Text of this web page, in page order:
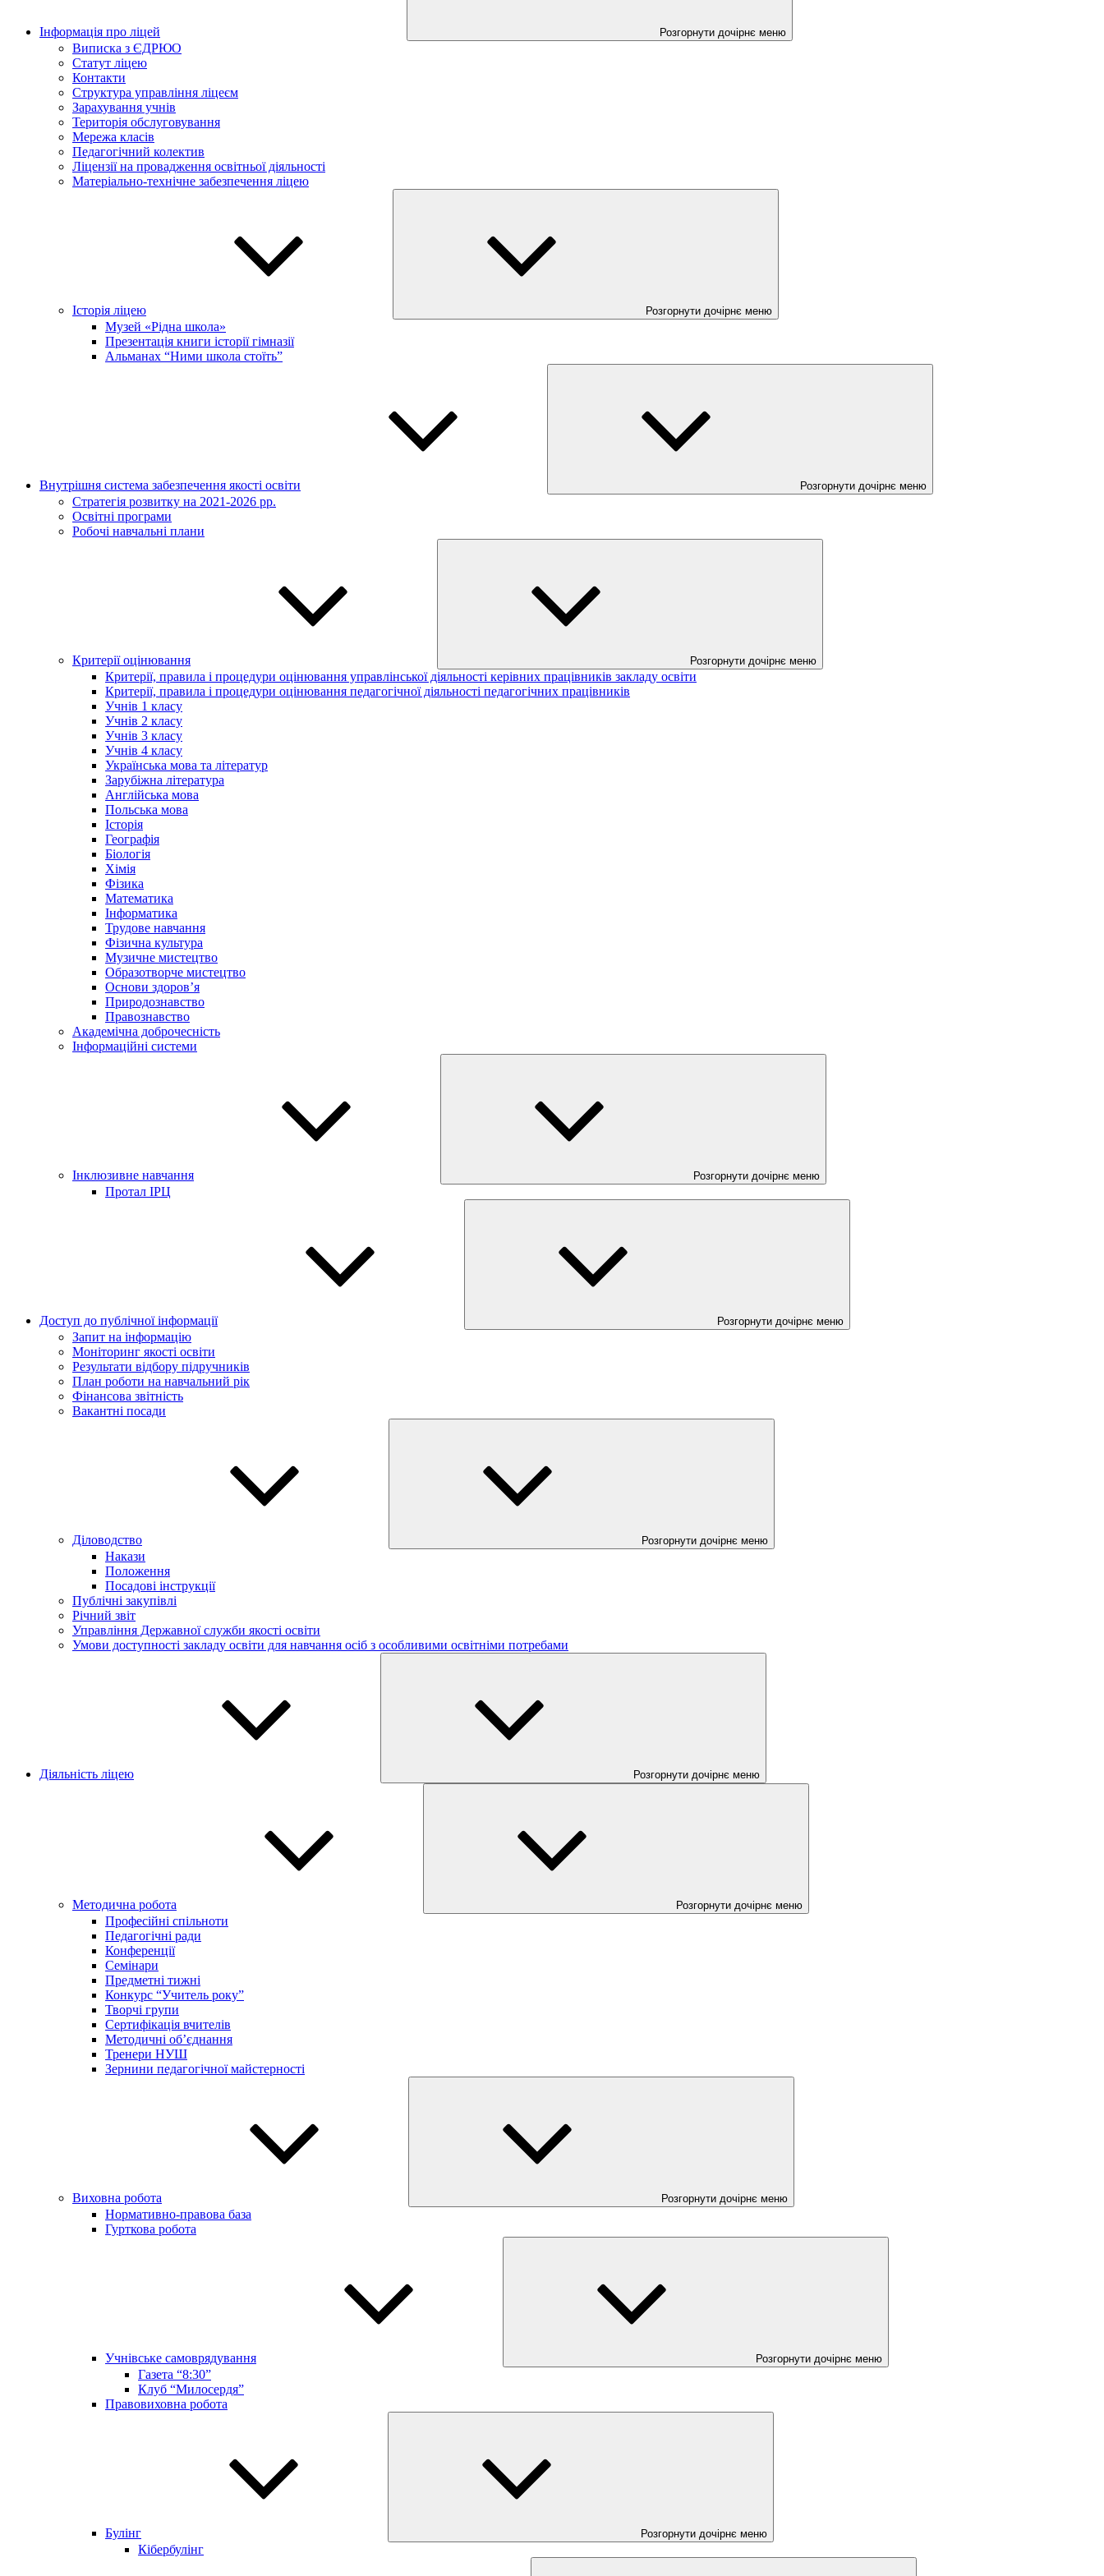
Інформація про ліцей Розгорнути дочірнє меню
Виписка з ЄДРЮО
Статут ліцею
Контакти
Структура управління ліцеєм
Зарахування учнів
Територія обслуговування
Мережа класів
Педагогічний колектив
Ліцензії на провадження освітньої діяльності
Матеріально-технічне забезпечення ліцею
Історія ліцею Розгорнути дочірнє меню
Музей «Рідна школа»
Презентація книги історії гімназії
Альманах “Ними школа стоїть”
Внутрішня система забезпечення якості освіти Розгорнути дочірнє меню
Стратегія розвитку на 2021-2026 рр.
Освітні програми
Робочі навчальні плани
Критерії оцінювання Розгорнути дочірнє меню
Критерії, правила і процедури оцінювання управлінської діяльності керівних працівників закладу освіти
Критерії, правила і процедури оцінювання педагогічної діяльності педагогічних працівників
Учнів 1 класу
Учнів 2 класу
Учнів 3 класу
Учнів 4 класу
Українська мова та літератур
Зарубіжна література
Англійська мова
Польська мова
Історія
Географія
Біологія
Хімія
Фізика
Математика
Інформатика
Трудове навчання
Фізична культура
Музичне мистецтво
Образотворче мистецтво
Основи здоров’я
Природознавство
Правознавство
Академічна доброчесність
Інформаційні системи
Інклюзивне навчання Розгорнути дочірнє меню
Протал ІРЦ
Доступ до публічної інформації Розгорнути дочірнє меню
Запит на інформацію
Моніторинг якості освіти
Результати відбору підручників
План роботи на навчальний рік
Фінансова звітність
Вакантні посади
Діловодство Розгорнути дочірнє меню
Накази
Положення
Посадові інструкції
Публічні закупівлі
Річний звіт
Управління Державної служби якості освіти
Умови доступності закладу освіти для навчання осіб з особливими освітніми потребами
Діяльність ліцею Розгорнути дочірнє меню
Методична робота Розгорнути дочірнє меню
Професійні спільноти
Педагогічні ради
Конференції
Семінари
Предметні тижні
Конкурс “Учитель року”
Творчі групи
Сертифікація вчителів
Методичні об’єднання
Тренери НУШ
Зернини педагогічної майстерності
Виховна робота Розгорнути дочірнє меню
Нормативно-правова база
Гурткова робота
Учнівське самоврядування Розгорнути дочірнє меню
Газета “8:30”
Клуб “Милосердя”
Правовиховна робота
Булінг Розгорнути дочірнє меню
Кібербулінг